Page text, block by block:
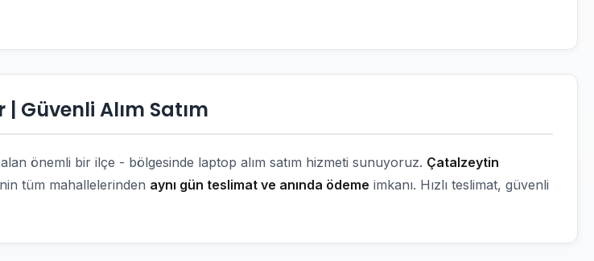
Alım Satım
önemli bir ilçe - bölgesinde laptop alım satım hizmeti sunuyoruz. Çatalzeytin
tüm mahallelerinden aynı gün teslimat ve anında ödeme imkanı. Hızlı teslimat, güvenli